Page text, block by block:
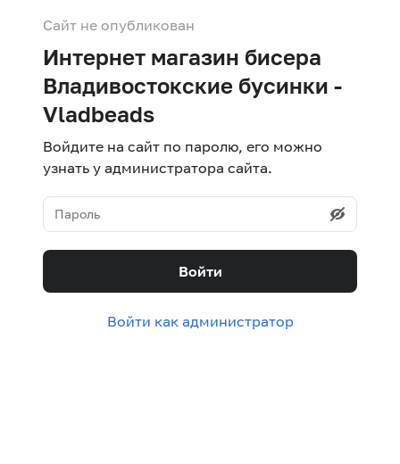
Сайт не опубликован
Интернет магазин бисера
Владивостокские бусинки -
Vladbeads
Войдите на сайт по паролю, его можно
узнать у администратора сайта.
Войти
Войти как администратор